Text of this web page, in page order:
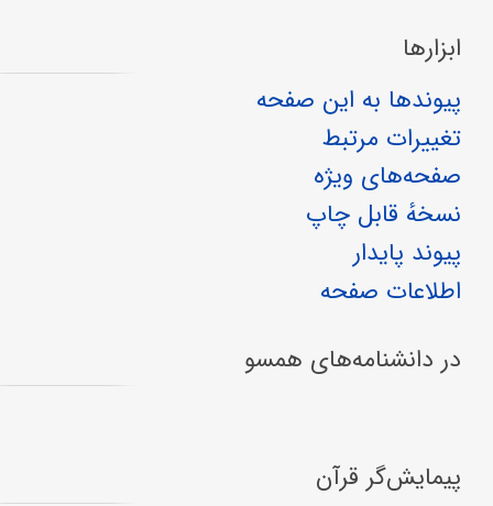
ابزارها
پیوندها به این صفحه
تغییرات مرتبط
صفحه‌های ویژه
نسخهٔ قابل چاپ
پیوند پایدار
اطلاعات صفحه
در دانشنامه‌های همسو
پیمایش‌گر قرآن